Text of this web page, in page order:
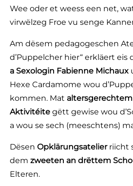
Wee oder et weess een net,
virwëlzeg Froe vu senge
Am dësem pedagogeschen
d’Puppelcher hier“ erkläert eis
a Sexologin Fabienne Michaux
Hexe Cardamome wou
kommen. Mat
Aktivitéite gëtt gewise wou
a wou se sech (meeschtens)
Dësen Opklärungsatelierriicht
dem zweeten an drëttem
Elteren.